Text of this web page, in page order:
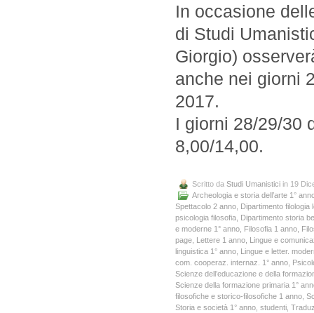
In occasione
di Studi
Giorgio)
anche nei giorni
2017.
I giorni 28/29/30
8,00/14,00.
Scritto da Studi Umanistici in 19
Archeologia e storia dell’arte 1°
Spettacolo 2 anno, Dipartimento filologia
psicologia filosofia, Dipartimento storia
e moderne 1° anno, Filosofia 1 anno,
page, Lettere 1 anno, Lingue e
linguistica 1° anno, Lingue e letter.
com. cooperaz. internaz. 1° anno,
Scienze dell’educazione e della
Scienze della formazione primaria 1°
filosofiche e storico-filosofiche 1 anno,
Storia e società 1° anno, studenti,